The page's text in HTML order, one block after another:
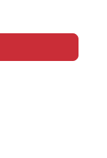
Wert ein